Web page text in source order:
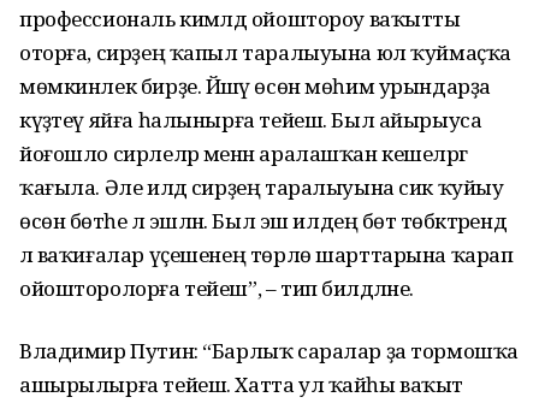
профессиональ кимәлдә ойоштороу ваҡытты
оторға, сирҙең ҡапыл таралыуына юл ҡуймаҫҡа
мөмкинлек бирҙе. Йәшәү өсөн мөһим урындарҙа
күҙәтеү яйға һалынырға тейеш. Был айырыуса
йоғошло сирлеләр менән аралашҡан кешеләргә
ҡағыла. Әле илдә сирҙең таралыуына сик ҡуйыу
өсөн бөтәһе лә эшләнә. Был эш илдең бөтә төбәктәрендә
лә ваҡиғалар үҫешенең төрлө шарттарына ҡарап
ойошторолорға тейеш”, – тип билдәләне.
Владимир Путин: “Барлыҡ саралар ҙа тормошҡа
ашырылырға тейеш. Хатта ул ҡайһы ваҡыт